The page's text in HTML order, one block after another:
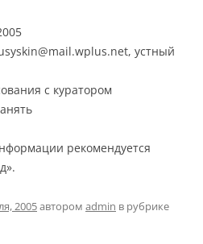
устный
с куратором
рекомендуется
2005автором admin в рубрике